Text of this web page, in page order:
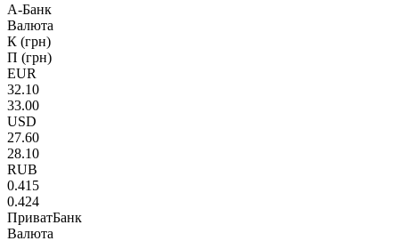
А-Банк
Валюта
К (грн)
П (грн)
EUR
32.10
33.00
USD
27.60
28.10
RUB
0.415
0.424
ПриватБанк
Валюта